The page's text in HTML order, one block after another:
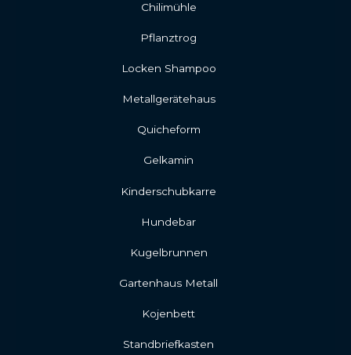
Chilimühle
Pflanztrog
Locken Shampoo
Metallgerätehaus
Quicheform
Gelkamin
Kinderschubkarre
Hundebar
Kugelbrunnen
Gartenhaus Metall
Kojenbett
Standbriefkasten